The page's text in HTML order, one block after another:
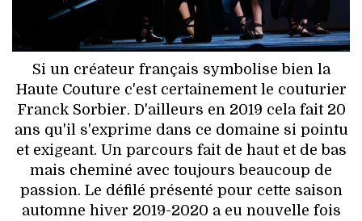
BEAUTÉ
MODE DE RUE
JEUNES CRÉATEURS
HISTOIRE DES MARQUES
DÉCO
Si un créateur français symbolise bien la
Haute Couture c'est certainement le couturier
Franck Sorbier. D'ailleurs en 2019 cela fait 20
ans qu'il s'exprime dans ce domaine si pointu
et exigeant. Un parcours fait de haut et de bas
mais cheminé avec toujours beaucoup de
passion. Le défilé présenté pour cette saison
automne hiver 2019-2020 a eu nouvelle fois